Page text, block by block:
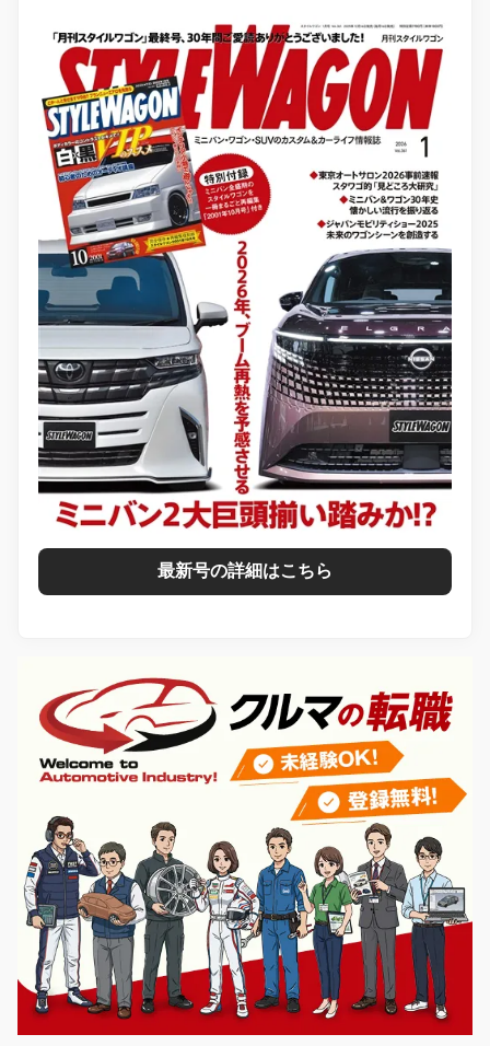
最新号の詳細はこちら